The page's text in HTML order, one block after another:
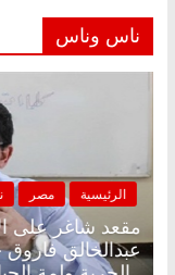
ناس وناس
الرئيسية مصر
مقعد شاغر على
عبدالخالق